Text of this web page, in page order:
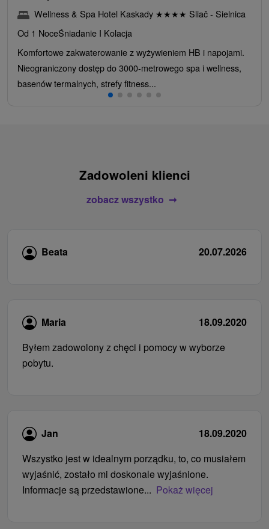
Wellness & Spa Hotel Kaskady ★★★★ Sliač - Sielnica
Od 1 NoceŚniadanie I Kolacja
Komfortowe zakwaterowanie z wyżywieniem HB i napojami.
Nieograniczony dostęp do 3000-metrowego spa i wellness,
basenów termalnych, strefy fitness...
Zadowoleni klienci
zobacz wszystko
Beata 20.07.2026
Maria
18.09.2020
Byłem zadowolony z chęci i pomocy w wyborze
pobytu.
Jan
18.09.2020
Wszystko jest w idealnym porządku, to, co musiałem
wyjaśnić, zostało mi doskonale wyjaśnione.
Informacje są przedstawione... Pokaż więcej